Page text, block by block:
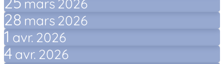
mars2026
28 mars2026
1 avr. 2026
4 avr. 2026